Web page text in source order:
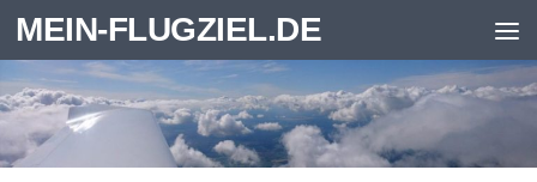
Zum Inhalt springen
MEIN-FLUGZIEL.DE